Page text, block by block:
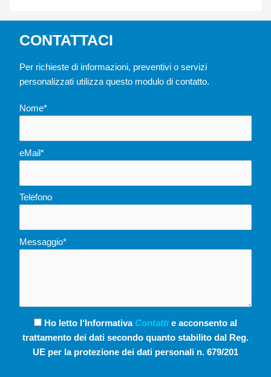
CONTATTACI
Per richieste di informazioni, preventivi o servizi
personalizzati utilizza questo modulo di contatto.
Nome*
eMail*
Telefono
Messaggio*
Ho letto l‘Informativa Contattie acconsento al
trattamento dei dati secondo quanto stabilito dal Reg.
UE per la protezione dei dati personali n. 679/201